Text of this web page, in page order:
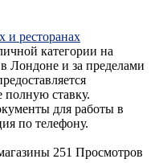
и ресторанах
категории на
Лондоне и за пределами
ставку.
для работы в
по телефону.
251 Просмотров